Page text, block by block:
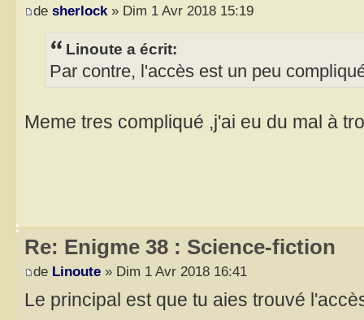
de sherlock» Dim 1 Avr 2018 15:19
Linoute a écrit:
Par contre, l'accès est un peu
Meme tres compliqué ,j'ai eu du mal à
Re: Enigme 38 : Science-fiction
de Linoute » Dim 1 Avr 2018 16:41
Le principal est que tu aies trouvé